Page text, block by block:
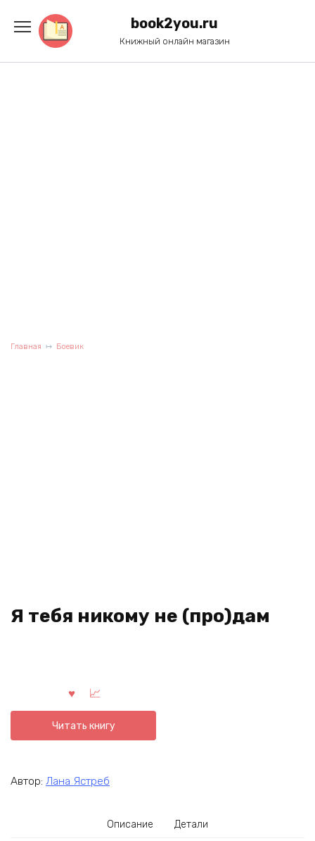
содержанию
book2you.ru
Книжный онлайн магазин
Главная Боевик
Я тебя никому не (про)дам
Читать книгу
Автор: Лана Ястреб
Описание Детали